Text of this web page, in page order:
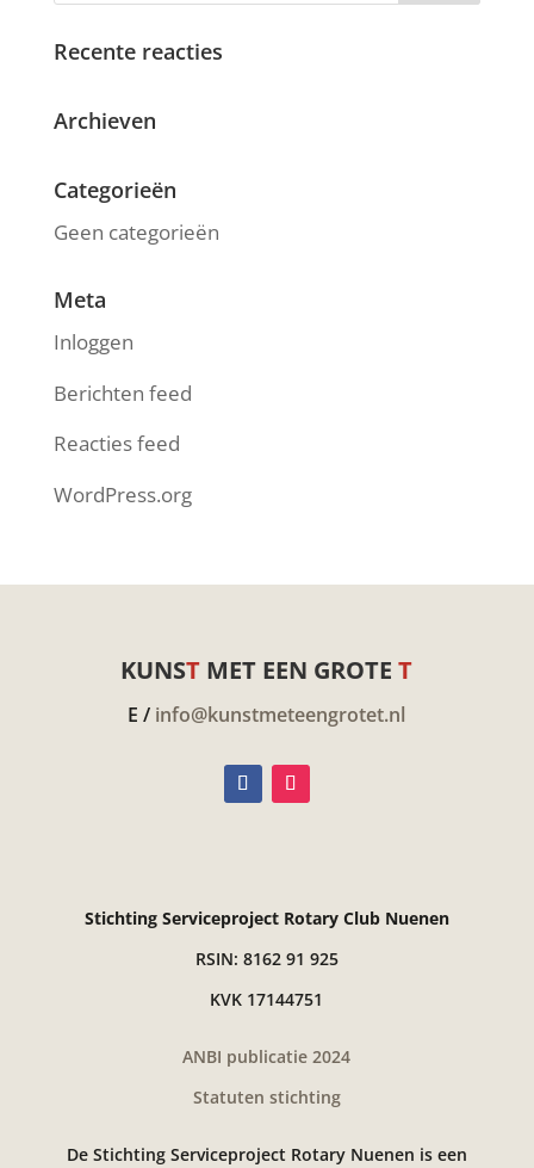
Recente reacties
Archieven
Categorieën
Geen categorieën
Meta
Inloggen
Berichten feed
Reacties feed
WordPress.org
KUNST MET EEN GROTET
E / info@kunstmeteengrotet.nl
Stichting Serviceproject Rotary Club Nuenen
RSIN: 8162 91 925
KVK 17144751
ANBI publicatie 2024
Statuten stichting
De Stichting Serviceproject Rotary Nuenen is een